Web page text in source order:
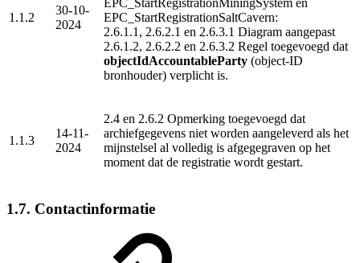
1.1.2
30-10-
2024
EPC_StartRegistrationMiningSystem en
EPC_StartRegistrationSaltCavern:
2.6.1.1, 2.6.2.1 en 2.6.3.1 Diagram aangepast
2.6.1.2, 2.6.2.2 en 2.6.3.2 Regel toegevoegd dat
objectIdAccountableParty (object-ID
bronhouder) verplicht is.
1.1.3
14-11-
2024
2.4 en 2.6.2 Opmerking toegevoegd dat
archiefgegevens niet worden aangeleverd als het
mijnstelsel al volledig is afgegegraven op het
moment dat de registratie wordt gestart.
1.7. Contactinformatie